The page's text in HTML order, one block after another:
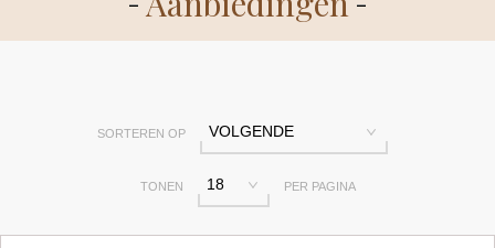
SORTEREN OP VOLGENDE
TONEN 18 PER PAGINA